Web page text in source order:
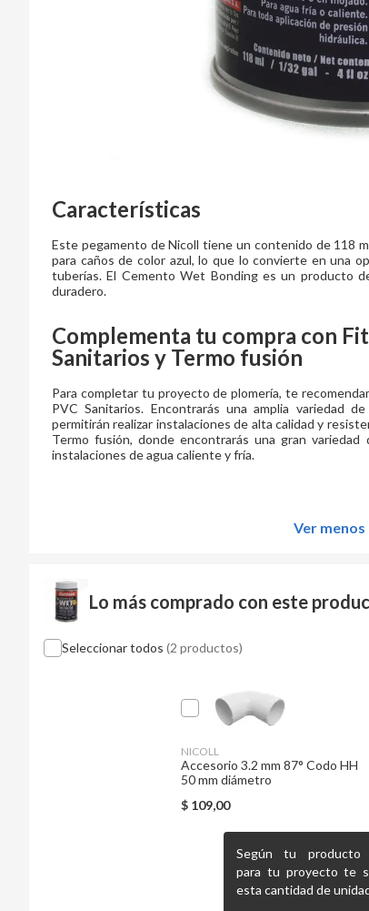
Características
Este pegamento de Nicoll tiene un contenido de 118
para caños de color azul, lo que lo convierte en una
tuberías. El Cemento Wet Bonding es un producto
duradero.
Complementa tu compra con
Sanitarios y Termo fusión
Para completar tu proyecto de plomería, te
PVC Sanitarios. Encontrarás una amplia variedad
permitirán realizar instalaciones de alta calidad y
Termo fusión, donde encontrarás una gran
instalaciones de agua caliente y fría.
Ver
Lo más comprado con este
Seleccionar todos (2 productos)
NICOLL
Accesorio 3.2 mm 87° Codo HH
50 mm diámetro
$ 109,00
Según tu producto
para tu proyecto te
esta cantidad de